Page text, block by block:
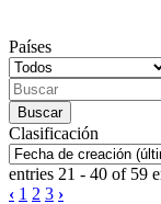
Países
Clasificación
entries 21 - 40 of 59
‹ 1 2 3 ›